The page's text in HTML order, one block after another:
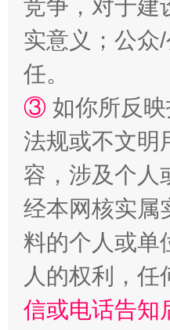
竞争，对于建
实意义；公众
任。
③ 如你所反
法规或不文明
容，涉及个人
经本网核实属
料的个人或单
人的权利，
信或电话告知